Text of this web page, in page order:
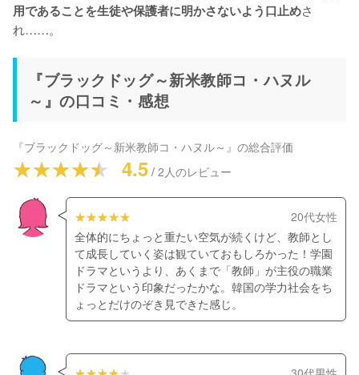
用であることを生徒や保護者に明かさないよう口止めさ
れ……。
『ブラックドッグ～新米教師コ・ハヌル
～』の口コミ・感想
『ブラックドッグ～新米教師コ・ハヌル～ 』の総合評価
4.5 / 2 人のレビュー
20代女性
全体的にちょっと重たい空気が続くけど、教師とし
て成長していく姿は観ていておもしろかった！学園
ドラマというより、あくまで「教師」が主役の職業
ドラマという印象だったかな。韓国の学力社会をち
ょっとだけのぞき見できた感じ。